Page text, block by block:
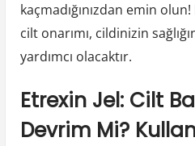
kaçmadığınızdan emin
cilt onarımı, cildinizin
yardımcı olacaktır.
Etrexin Jel: Cilt
Devrim Mi?